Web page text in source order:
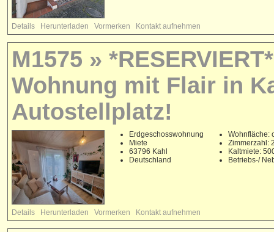
Details Herunterladen Vormerken Kontakt aufnehmen
M1575 »
Wohnung mit Flair in
Autostellplatz!
Erdgeschosswohnung
Miete
63796 Kahl
Deutschland
Wohnfläche:
Zimmerzahl:
Kaltmiete:
Betriebs-/
Details Herunterladen Vormerken Kontakt aufnehmen